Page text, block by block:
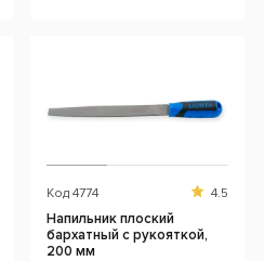
Код 4774 4.5
Напильник плоский
бархатный с рукояткой,
200 мм